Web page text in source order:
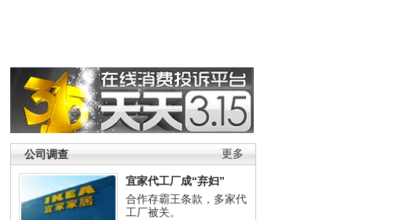
更多
公司调查
宜家代工厂成“弃妇”
合作存霸王条款，多家代
工厂被关。